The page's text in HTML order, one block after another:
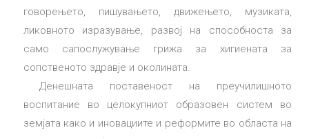
говорењето, пишувањето, движењето, музиката,
ликовното изразување, развој на способноста за
само сапослужување грижа за хигиената за
сопственото здравје и околината.
Денешната поставеност на преучилишното
воспитание во целокупниот образовен систем во
земјата како и иновациите и реформите во областа на